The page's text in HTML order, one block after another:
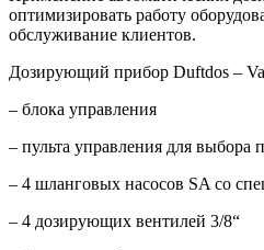
оптимизировать работу
обслуживание клиентов.
Дозирующий прибор Duftdos –
– блока управления
– пульта управления для выбора
– 4 шланговых насосов SA со
– 4 дозирующих вентилей 3/8“